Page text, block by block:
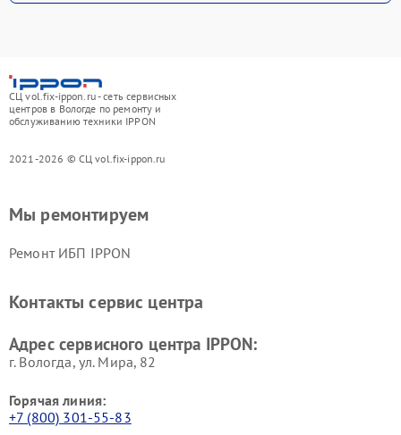
СЦ vol.fix-ippon.ru - сеть сервисных
центров в Вологде по ремонту и
обслуживанию техники IPPON
2021-2026 © СЦ vol.fix-ippon.ru
Мы ремонтируем
Ремонт ИБП IPPON
Контакты сервис центра
Адрес сервисного центра IPPON:
г. Вологда, ул. Мира, 82
Горячая линия:
+7 (800) 301-55-83